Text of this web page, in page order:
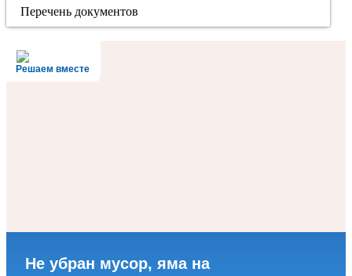
Перечень документов
Решаем вместе
Не убран мусор, яма на